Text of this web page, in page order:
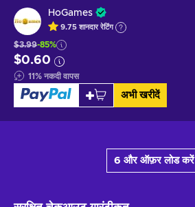
HoGames
9.75 शानदाररेटिंग
$3.99-85%
$0.60
11% नकदी वापस
अभी खरीदें
6 और ऑफ़र लोड करें